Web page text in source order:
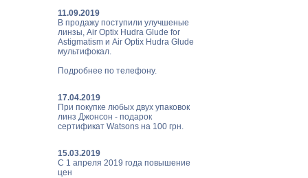
11.09.2019
В продажу поступили улучшеные
линзы, Air Optix Hudra Glude for
Astigmatism и Air Optix Hudra Glude
мультифокал.
Подробнее по телефону.
17.04.2019
При покупке любых двух упаковок
линз Джонсон - подарок
сертификат Watsons на 100 грн.
15.03.2019
С 1 апреля 2019 года повышение
цен